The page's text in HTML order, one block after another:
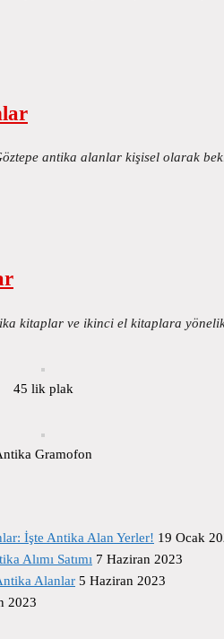
antika alanlar kişisel olarak
kitaplar ve ikinci el kitaplara yönelik
45 lik plak
Gramofon
İşte Antika Alan Yerler! 19 Ocak
Alımı Satımı 7 Haziran 2023
Alanlar 5 Haziran 2023
2023